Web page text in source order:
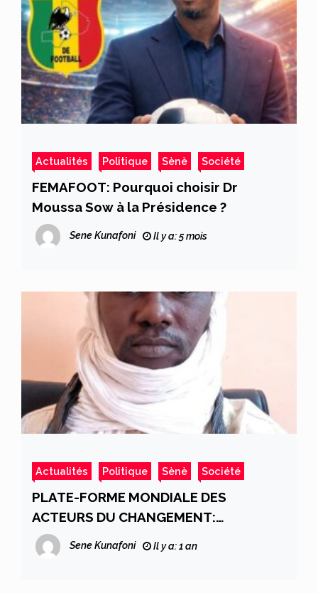
Actualités Politique Sènè Société
FEMAFOOT: Pourquoi choisir Dr
Moussa Sow à la Présidence ?
Sene Kunafoni Il y a: 5 mois
Actualités Politique Sènè Société
PLATE-FORME MONDIALE DES
ACTEURS DU CHANGEMENT:
DECLARATION DU MOUVEMENT
TABALE SUITE A LA PROMULGATION
Sene Kunafoni Il y a: 1 an